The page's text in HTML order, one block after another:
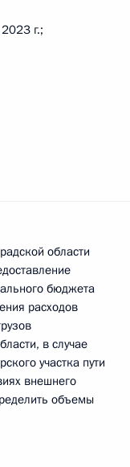
г.;
области
бюджета
расходов
в случае
участка пути
внешнего
объемы